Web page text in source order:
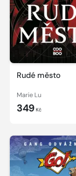
Rudé město
Marie Lu
349 Kč